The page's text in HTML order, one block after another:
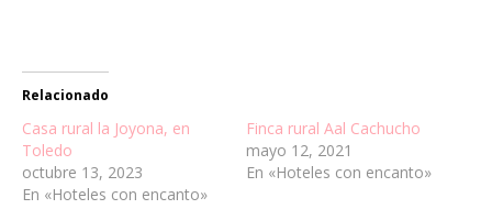
Relacionado
Casa rural la Joyona, en
Toledo
octubre 13, 2023
En «Hoteles con encanto»
Finca rural Aal Cachucho
mayo 12, 2021
En «Hoteles con encanto»